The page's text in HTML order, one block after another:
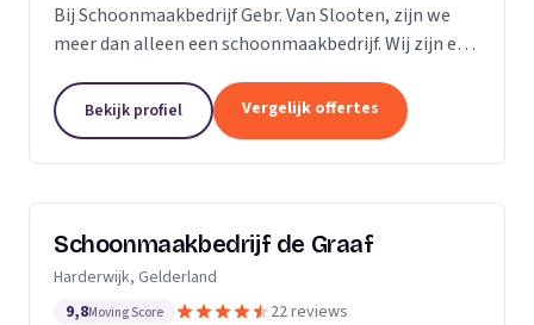
Bij Schoonmaakbedrijf Gebr. Van Slooten, zijn we
meer dan alleen een schoonmaakbedrijf. Wij zijn een
om uw omgeving schoon, fris en gastvrij te...
Bekijk profiel Vergelijk offertes
Schoonmaakbedrijf de Graaf
Harderwijk, Gelderland
9,8Moving Score 22 reviews